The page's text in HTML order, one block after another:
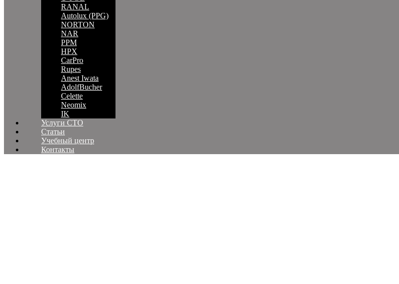
RANAL
Autolux (PPG)
NORTON
NAR
PPM
HPX
CarPro
Rupes
Anest Iwata
AdolfBucher
Celette
Neomix
IK
Услуги СТО
Статьи
Учебный центр
Контакты